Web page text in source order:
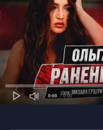
0:00 / 0:00